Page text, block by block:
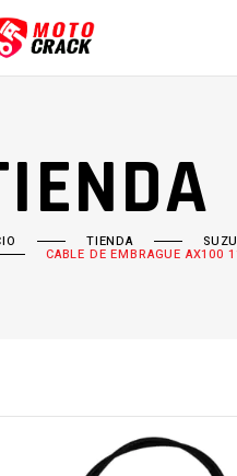
TIENDA
CABLE DE EMBRAGUE AX100